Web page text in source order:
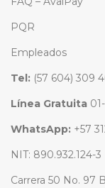
PQR
Empleados
Tel: (57 604) 309
Línea Gratuita
WhatsApp: +57
NIT: 890.932.124-3
Carrera 50 No. 97